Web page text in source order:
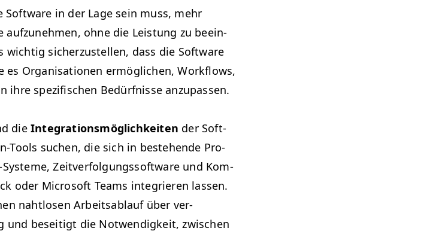
in der Lage sein muss, mehr
aufzunehmen, ohne die Leis­tung zu beein­
sicherzustellen, dass die Soft­ware
es Organ­i­sa­tio­nen ermöglichen, Work­flows,
ihre spez­i­fis­chen Bedürfnisse anzupassen.
die Inte­gra­tions­möglichkeit­en der Soft­
Tools suchen, die sich in beste­hende Pro­
Zeitver­fol­gungssoft­ware und Kom­
oder Microsoft Teams inte­gri­eren lassen.
naht­losen Arbeitsablauf über ver­
und beseit­igt die Notwendigkeit, zwis­chen